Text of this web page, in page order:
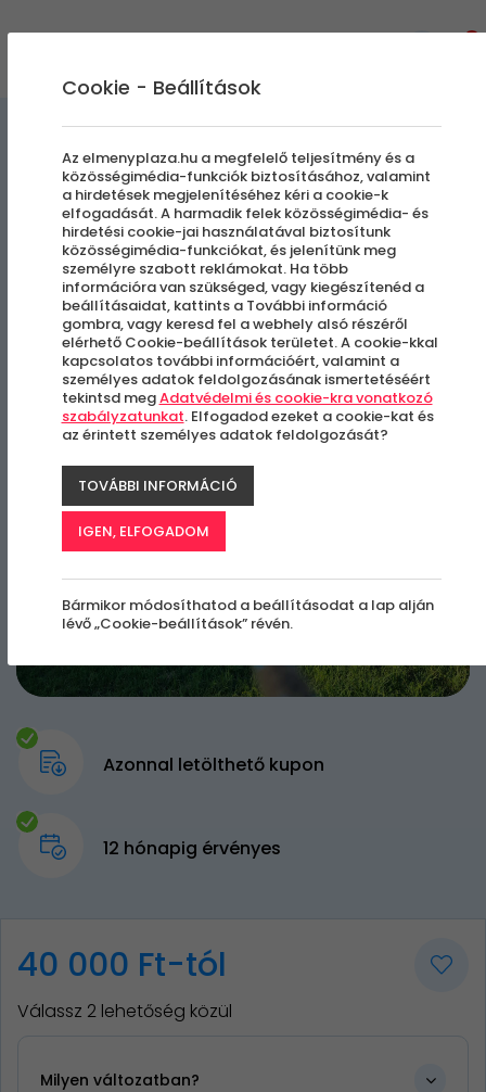
Klasszikus hőlégballonos
sétarepülés | Debreceni
térségben
Debrecen
Azonnal letölthető kupon
12 hónapig érvényes
40 000 Ft-tól
Válassz 2 lehetőség közül
Milyen változatban?
Cookie - Beállítások
Az elmenyplaza.hu a megfelelő teljesítmény és a
közösségimédia-funkciók biztosításához, valamint
a hirdetések megjelenítéséhez kéri a cookie-k
elfogadását. A harmadik felek közösségimédia- és
hirdetési cookie-jai használatával biztosítunk
közösségimédia-funkciókat, és jelenítünk meg
személyre szabott reklámokat. Ha több
információra van szükséged, vagy kiegészítenéd a
beállításaidat, kattints a További információ
gombra, vagy keresd fel a webhely alsó részéről
elérhető Cookie-beállítások területet. A cookie-kkal
kapcsolatos további információért, valamint a
személyes adatok feldolgozásának ismertetéséért
tekintsd megAdatvédelmi és cookie-kra vonatkozó
szabályzatunkat. Elfogadod ezeket a cookie-kat és
az érintett személyes adatok feldolgozását?
TOVÁBBI INFORMÁCIÓ
IGEN, ELFOGADOM
Bármikor módosíthatod a beállításodat a lap alján
lévő „Cookie-beállítások” révén.